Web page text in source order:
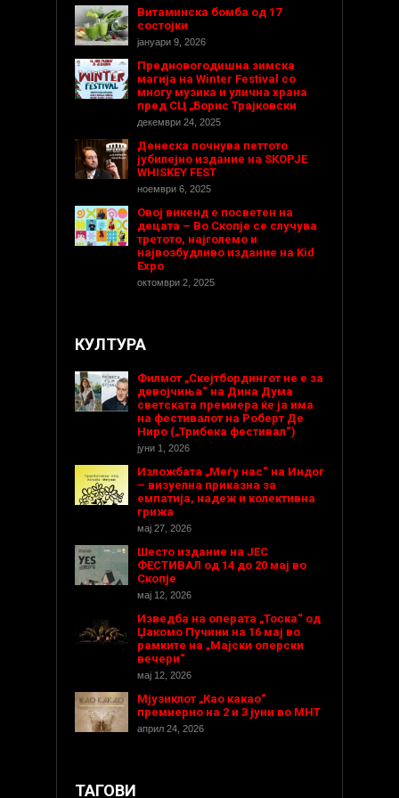
Витаминска бомба од 17
состојки
јануари 9, 2026
Предновогодишнa зимска
магија на Winter Festival со
многу музика и улична храна
пред СЦ „Борис Трајковски
декември 24, 2025
Денеска почнува петтото
јубилејно издание на SKOPJE
WHISKEY FEST
ноември 6, 2025
Овој викенд е посветен на
децата – Во Скопје се случува
третото, најголемо и
највозбудливо издание на Kid
Expo
октомври 2, 2025
КУЛТУРА
Филмот „Скејтбордингот не е за
девојчиња“ на Дина Дума
светската премиера ќе ја има
на фестивалот на Роберт Де
Ниро („Трибека фестивал“)
јуни 1, 2026
Изложбата „Меѓу нас“ на Индог
– визуелна приказна за
емпатија, надеж и колективна
грижа
мај 27, 2026
Шесто издание на ЈЕС
ФЕСТИВАЛ од 14 до 20 мај во
Скопје
мај 12, 2026
Изведба на операта „Тоска“ од
Џакомо Пучини на 16 мај во
рамките на „Мајски оперски
вечери“
мај 12, 2026
Мјузиклот „Као какао“
премиерно на 2 и 3 јуни во МНТ
април 24, 2026
ТАГОВИ